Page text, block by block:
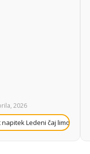
2026
Ledeni čaj limona, 10